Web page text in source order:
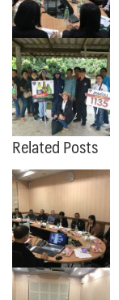
Related Posts